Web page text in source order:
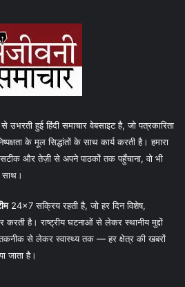
हुई हिंदी समाचार वेबसाइट है, जो पत्रकारिता
के मूल सिद्धांतों के साथ कार्य करती है। हमारा
सटीक और तेज़ी से अपने पाठकों तक पहुँचाना, वो भी
साथ।
24×7 सक्रिय रहती है, जो हर दिन विशेष,
है। राष्ट्रीय घटनाओं से लेकर स्थानीय मुद्दों
से लेकर स्वास्थ्य तक — हर क्षेत्र की खबरों
जाता है।